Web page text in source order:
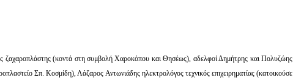
ζαχαροπλάστης (κοντά στη συμβολή Χαροκόπου και Θησέως), αδελφοί Δημήτρης και Πολυζώης
Σπ. Κοσμίδη), Λάζαρος Αντωνιάδης ηλεκτρολόγος τεχνικός επιχειρηματίας (κατοικούσε